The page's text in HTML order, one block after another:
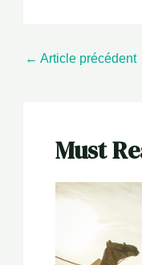
← Article précédent
Must